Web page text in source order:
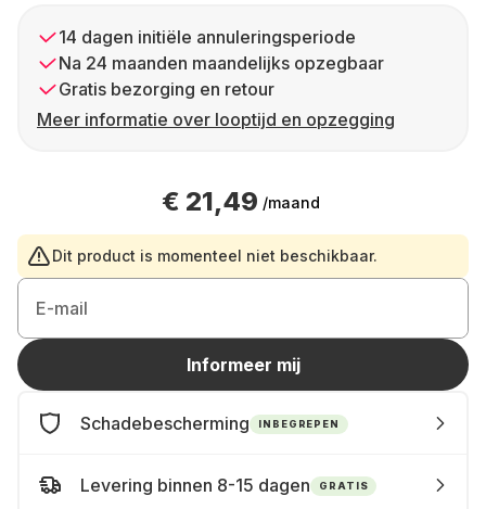
14 dagen initiële annuleringsperiode
Na 24 maanden maandelijks opzegbaar
Gratis bezorging en retour
Meer informatie over looptijd en opzegging
€ 21,49 /maand
Dit product is momenteel niet beschikbaar.
E-mail
Informeer mij
Schadebescherming INBEGREPEN
Levering binnen 8-15 dagen GRATIS